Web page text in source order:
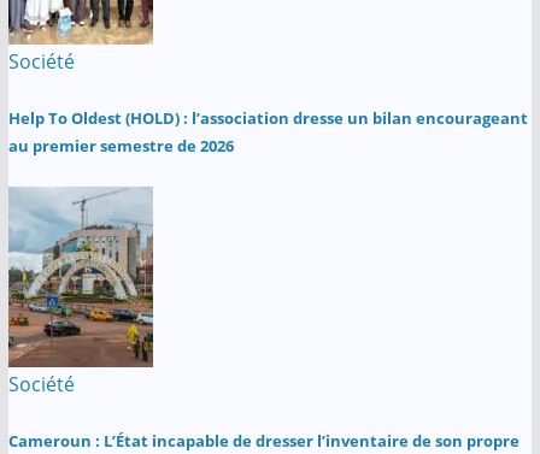
Société
Help To Oldest (HOLD) : l’association dresse un bilan encourageant
au premier semestre de 2026
Société
Cameroun : L’État incapable de dresser l’inventaire de son propre